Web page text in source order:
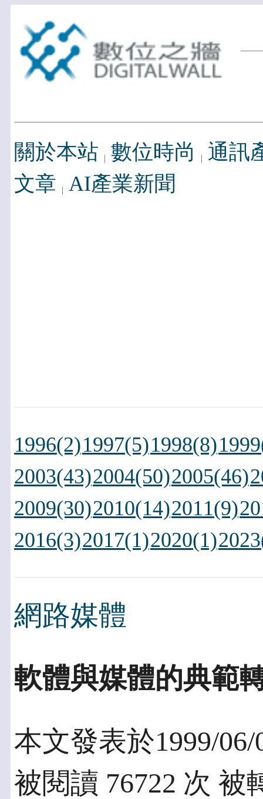
關於本站 數位時尚
通訊
文章 AI產業新聞
1996(2)1997(5)1998(8)
2003(43)2004(50)2005(46)
2009(30)2010(14)2011(9)
2016(3)2017(1)2020(1)
網路媒體
軟體與媒體的典範
本文發表於1999/06/
被閱讀 76722 次 被